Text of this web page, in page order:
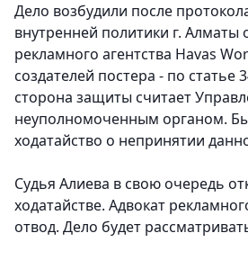
Дело возбудили после
внутренней политики г. Алматы
рекламного агентства Havas
создателей постера - по
сторона защиты считает
неуполномоченным органом.
ходатайство о непринятии
Судья Алиева в свою очередь
ходатайстве. Адвокат
отвод. Дело будет